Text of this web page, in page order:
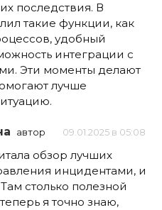
последствия. В
такие функции, как
удобный
интеграции с
Эти моменты делают
лучше
автор 09.01.2025 в 05:08
обзор лучших
инцидентами, и
столько полезной
я точно знаю,